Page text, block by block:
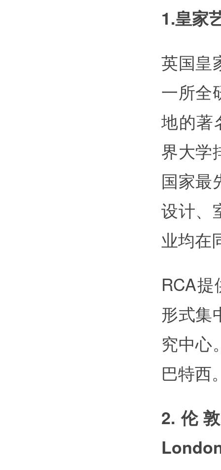
1.皇家
英国皇
一所全
地的著
界大学
国家最
设计、
业均在
RCA
形式集
究中心
巴特西
2.伦